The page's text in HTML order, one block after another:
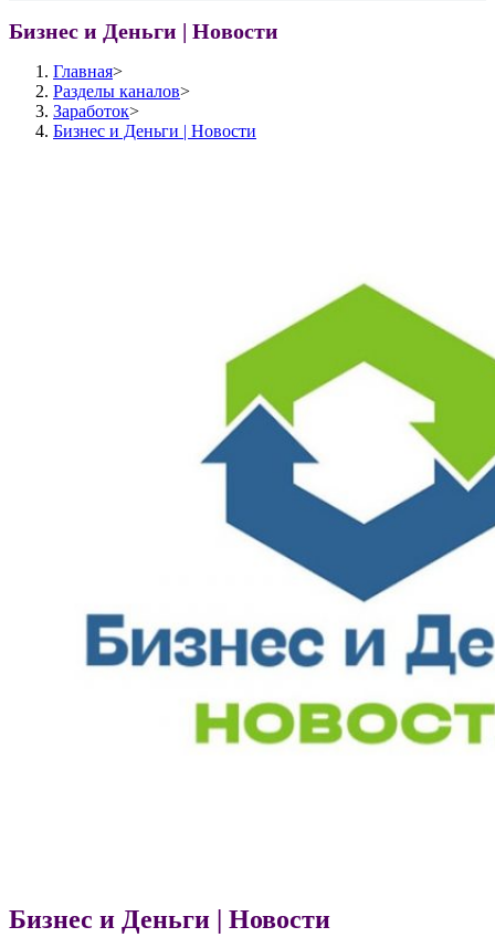
Бизнес и Деньги | Новости
Главная>
Разделы каналов>
Заработок>
Бизнес и Деньги | Новости
Бизнес и Деньги | Новости